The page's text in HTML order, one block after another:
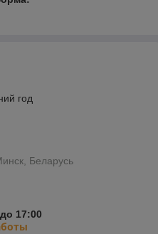
год
Беларусь
17:00